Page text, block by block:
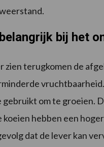
bij het
zien terugkomen de
om te groeien.
hebben een
dat de lever kan